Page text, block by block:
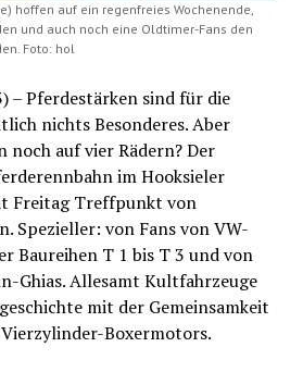
hoffen auf ein regenfreies Wochenende,
und auch noch eine Oldtimer-Fans den
Foto: hol
– Pferdestärken sind für die
nichts Besonderes. Aber
noch auf vier Rädern? Der
im Hooksieler
Freitag Treffpunkt von
Spezieller: von Fans von VW-
Baureihen T 1 bis T 3 und von
Ghias. Allesamt Kultfahrzeuge
mit der Gemeinsamkeit
Boxermotors.